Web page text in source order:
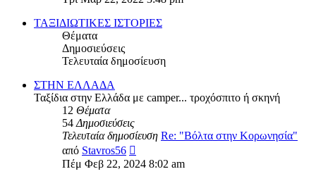
τελευταίας
δημοσίευσης
ΤΑΞΙΔΙΩΤΙΚΕΣ ΙΣΤΟΡΙΕΣ
Θέματα
Δημοσιεύσεις
Τελευταία δημοσίευση
ΣΤΗΝ ΕΛΛΑΔΑ
Ταξίδια στην Ελλάδα με camper... τροχόσπιτο ή σκηνή
12 Θέματα
54Δημοσιεύσεις
Τελευταία δημοσίευση Re: "Βόλτα στην Κορωνησία"
από Stavros56
της
Πέμ Φεβ 22, 2024 8:02 am